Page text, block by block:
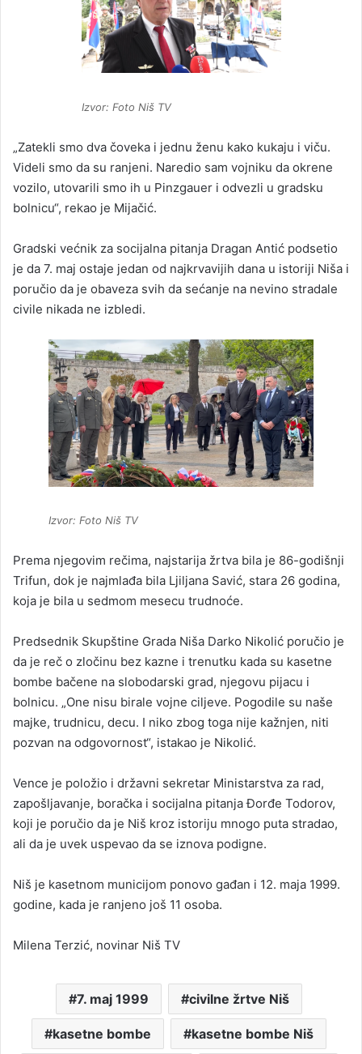
Izvor: Foto Niš TV
„Zatekli smo dva čoveka i jednu ženu kako kukaju i viču.
Videli smo da su ranjeni. Naredio sam vojniku da okrene
vozilo, utovarili smo ih u Pinzgauer i odvezli u gradsku
bolnicu“, rekao je Mijačić.
Gradski većnik za socijalna pitanja Dragan Antić podsetio
je da 7. maj ostaje jedan od najkrvavijih dana u istoriji Niša i
poručio da je obaveza svih da sećanje na nevino stradale
civile nikada ne izbledi.
Izvor: Foto Niš TV
Prema njegovim rečima, najstarija žrtva bila je 86-godišnji
Trifun, dok je najmlađa bila Ljiljana Savić, stara 26 godina,
koja je bila u sedmom mesecu trudnoće.
Predsednik Skupštine Grada Niša Darko Nikolić poručio je
da je reč o zločinu bez kazne i trenutku kada su kasetne
bombe bačene na slobodarski grad, njegovu pijacu i
bolnicu. „One nisu birale vojne ciljeve. Pogodile su naše
majke, trudnicu, decu. I niko zbog toga nije kažnjen, niti
pozvan na odgovornost“, istakao je Nikolić.
Vence je položio i državni sekretar Ministarstva za rad,
zapošljavanje, boračka i socijalna pitanja Đorđe Todorov,
koji je poručio da je Niš kroz istoriju mnogo puta stradao,
ali da je uvek uspevao da se iznova podigne.
Niš je kasetnom municijom ponovo gađan i 12. maja 1999.
godine, kada je ranjeno još 11 osoba.
Milena Terzić, novinar Niš TV
7. maj 1999 civilne žrtve Niš
kasetne bombe kasetne bombe Niš